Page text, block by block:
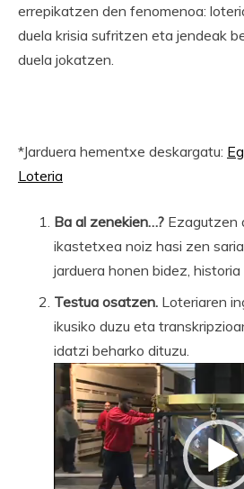
errepikatzen den fenomenoa:
duela krisia sufritzen eta jendeak
duela jokatzen.
*Jarduera hementxe deskargatu:
Loteria
Ba al zenekien…? Ezagutzen
ikastetxea noiz hasi zen
jarduera honen bidez, historia
Testua osatzen. Loteriaren
ikusiko duzu eta
idatzi beharko dituzu.
Bideo
erreproduzigailua